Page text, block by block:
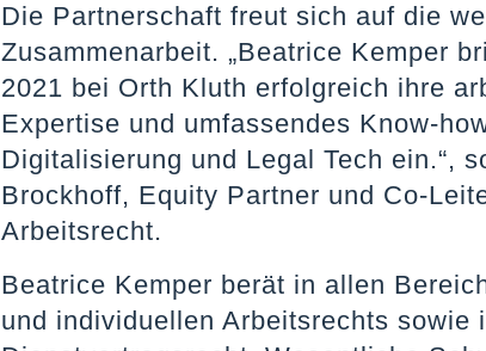
Die Partnerschaft freut sich auf die
Zusammenarbeit. „Beatrice Kemper
2021 bei Orth Kluth erfolgreich ihre
Expertise und umfassendes Know-
Digitalisierung und Legal Tech ein.“,
Brockhoff, Equity Partner und Co-
Arbeitsrecht.
Beatrice Kemper berät in allen
und individuellen Arbeitsrechts sowie